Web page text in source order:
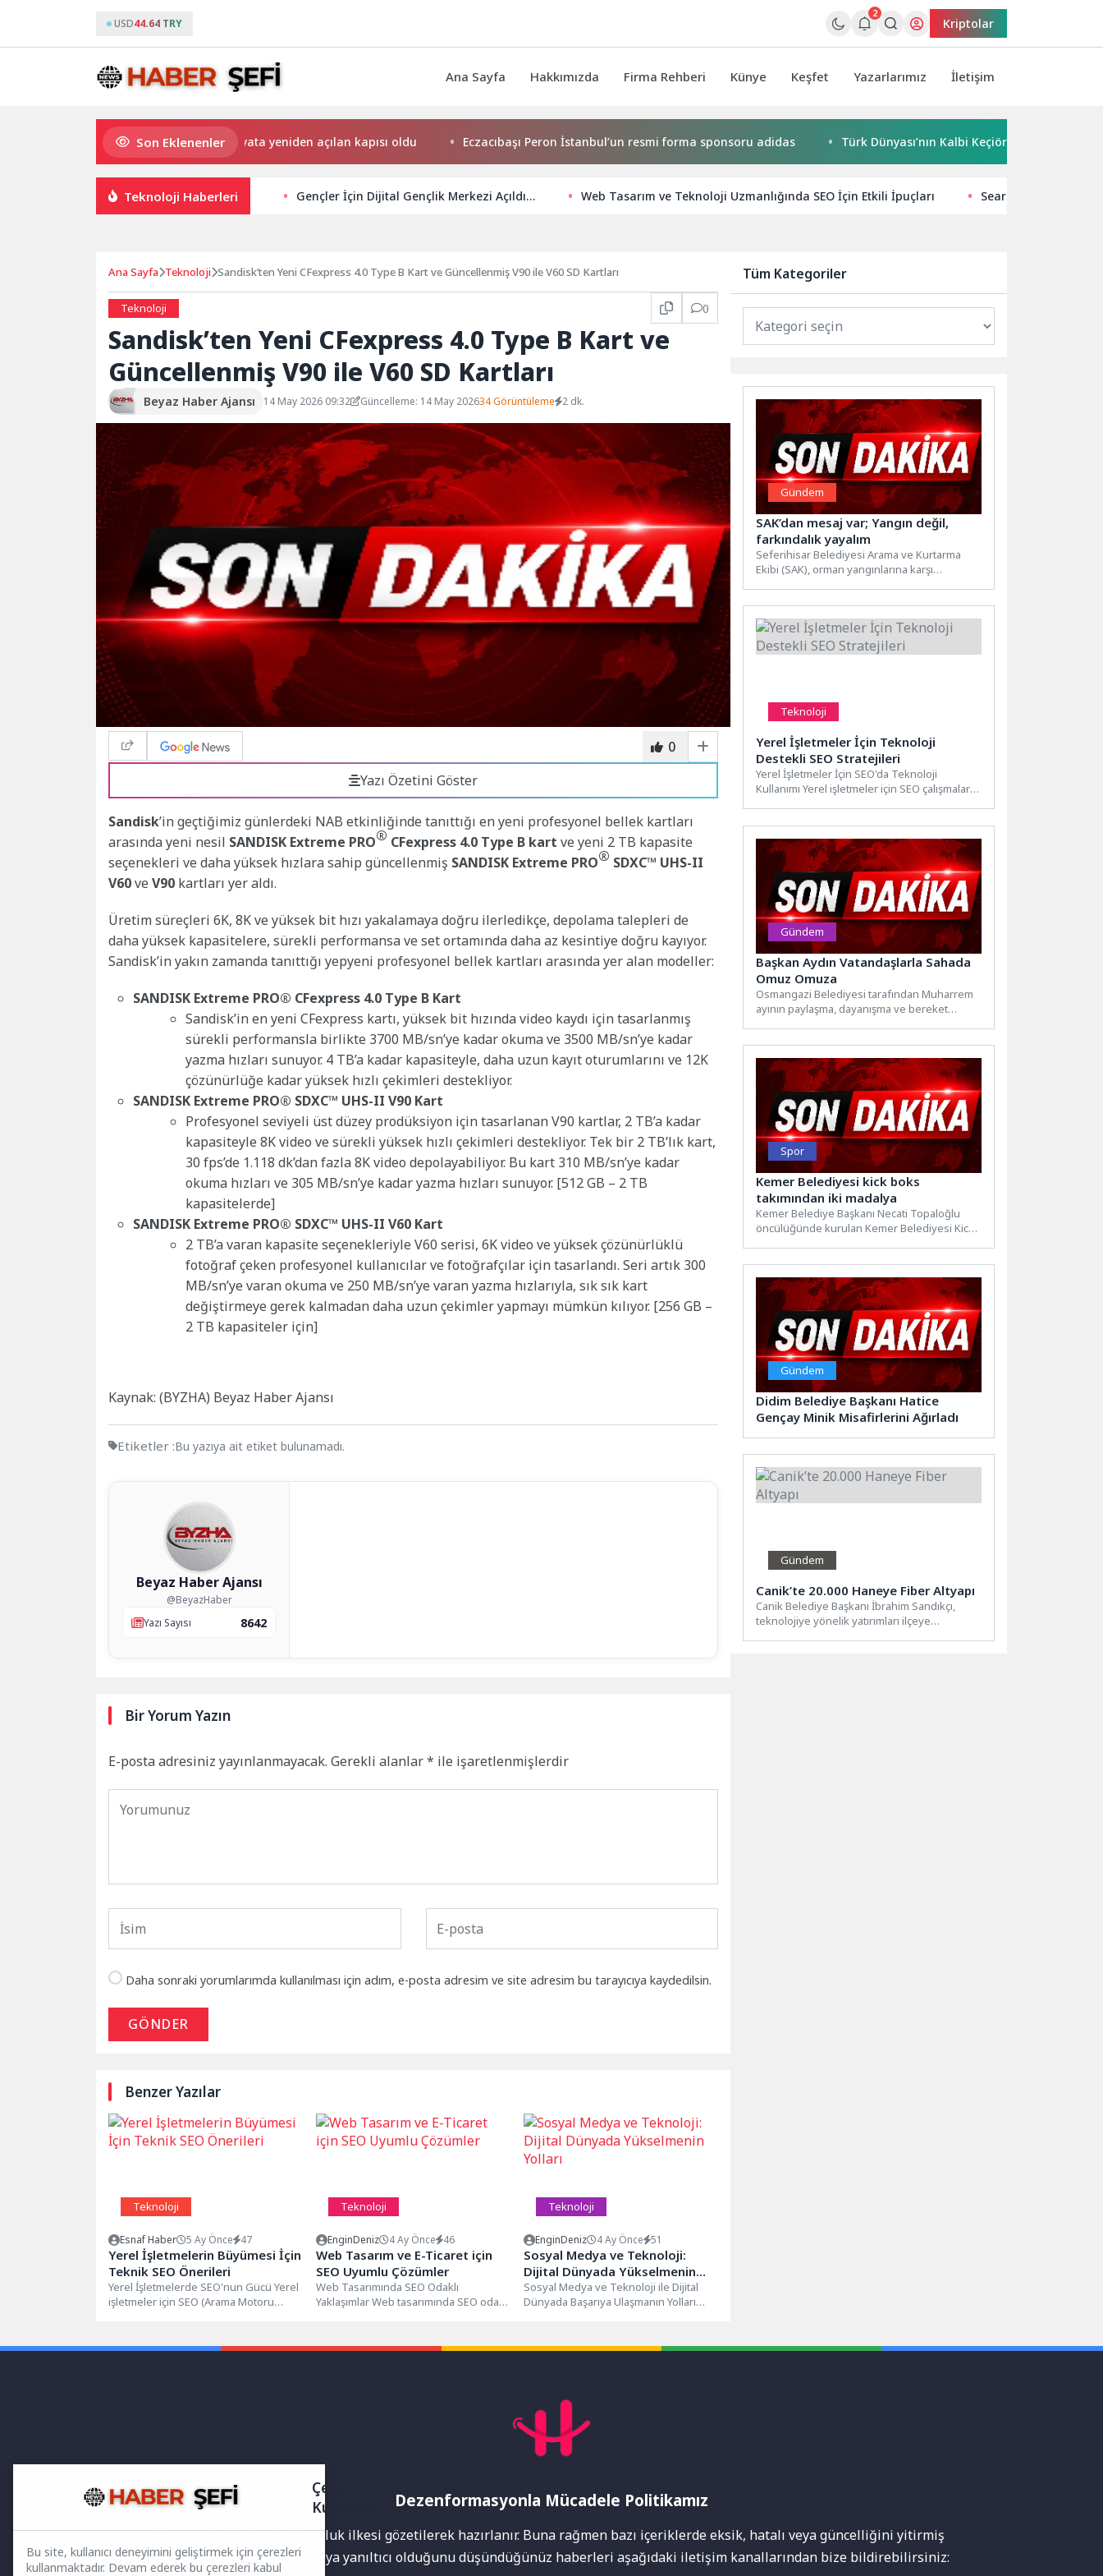
USD44.64 TRY
2
Kriptolar
Ana Sayfa Hakkımızda Firma Rehberi Künye Keşfet Yazarlarımız İletişim
Son Eklenenler
Saadet Mirci Semt Merkezi hayata yeniden açılan kapısı oldu Eczacıbaşı Peron İstanbul’un resmi forma sponsoru adidas Türk Dünyası’nın Kalbi Keçiören’de Attı
Teknoloji Haberleri Gençler İçin Dijital Gençlik Merkezi Açıldı… Web Tasarım ve Teknoloji Uzmanlığında SEO İçin Etkili İpuçları Search Everywhere
Ana Sayfa Teknoloji Sandisk’ten Yeni CFexpress 4.0 Type B Kart ve Güncellenmiş V90 ile V60 SD Kartları
Teknoloji 0
Sandisk’ten Yeni CFexpress 4.0 Type B Kart ve
Güncellenmiş V90 ile V60 SD Kartları
Beyaz Haber Ajansı 14 May 2026 09:32 Güncelleme: 14 May 202634 Görüntüleme 2 dk.
0
Yazı Özetini Göster
Sandisk’in geçtiğimiz günlerdeki NAB etkinliğinde tanıttığı en yeni profesyonel bellek kartları
arasında yeni nesil SANDISK Extreme PRO® CFexpress 4.0 Type B kart ve yeni 2 TB kapasite
seçenekleri ve daha yüksek hızlara sahip güncellenmiş SANDISK Extreme PRO® SDXC™ UHS-II
V60ve V90 kartları yer aldı.
Üretim süreçleri 6K, 8K ve yüksek bit hızı yakalamaya doğru ilerledikçe, depolama talepleri de
daha yüksek kapasitelere, sürekli performansa ve set ortamında daha az kesintiye doğru kayıyor.
Sandisk’in yakın zamanda tanıttığı yepyeni profesyonel bellek kartları arasında yer alan modeller:
SANDISK Extreme PRO® CFexpress 4.0 Type B Kart
Sandisk’in en yeni CFexpress kartı, yüksek bit hızında video kaydı için tasarlanmış
sürekli performansla birlikte 3700 MB/sn’ye kadar okuma ve 3500 MB/sn’ye kadar
yazma hızları sunuyor. 4 TB’a kadar kapasiteyle, daha uzun kayıt oturumlarını ve 12K
çözünürlüğe kadar yüksek hızlı çekimleri destekliyor.
SANDISK Extreme PRO® SDXC™ UHS-II V90 Kart
Profesyonel seviyeli üst düzey prodüksiyon için tasarlanan V90 kartlar, 2 TB’a kadar
kapasiteyle 8K video ve sürekli yüksek hızlı çekimleri destekliyor. Tek bir 2 TB’lık kart,
30 fps’de 1.118 dk’dan fazla 8K video depolayabiliyor. Bu kart 310 MB/sn’ye kadar
okuma hızları ve 305 MB/sn’ye kadar yazma hızları sunuyor. [512 GB – 2 TB
kapasitelerde]
SANDISK Extreme PRO® SDXC™ UHS-II V60 Kart
2 TB’a varan kapasite seçenekleriyle V60 serisi, 6K video ve yüksek çözünürlüklü
fotoğraf çeken profesyonel kullanıcılar ve fotoğrafçılar için tasarlandı. Seri artık 300
MB/sn’ye varan okuma ve 250 MB/sn’ye varan yazma hızlarıyla, sık sık kart
değiştirmeye gerek kalmadan daha uzun çekimler yapmayı mümkün kılıyor. [256 GB –
2 TB kapasiteler için]
Kaynak: (BYZHA) Beyaz Haber Ajansı
Etiketler :Bu yazıya ait etiket bulunamadı.
Beyaz Haber Ajansı
@BeyazHaber
Yazı Sayısı
8642
Bir Yorum Yazın
E-posta adresiniz yayınlanmayacak. Gerekli alanlar* ile işaretlenmişlerdir
Daha sonraki yorumlarımda kullanılması için adım, e-posta adresim ve site adresim bu tarayıcıya kaydedilsin.
GÖNDER
Benzer Yazılar
Teknoloji
Esnaf Haber 5 Ay Önce 47
Yerel İşletmelerin Büyümesi İçin
Teknik SEO Önerileri
Yerel İşletmelerde SEO'nun Gücü Yerel
işletmeler için SEO (Arama Motoru
Teknoloji
EnginDeniz 4 Ay Önce 46
Web Tasarım ve E-Ticaret için
SEO Uyumlu Çözümler
Web Tasarımında SEO Odaklı
Yaklaşımlar Web tasarımında SEO odaklı
Teknoloji
EnginDeniz 4 Ay Önce 51
Sosyal Medya ve Teknoloji:
Dijital Dünyada Yükselmenin
Yolları
Sosyal Medya ve Teknoloji ile Dijital
Dünyada Başarıya Ulaşmanın Yolları
Tüm Kategoriler
Gündem
SAK’dan mesaj var; Yangın değil,
farkındalık yayalım
Seferihisar Belediyesi Arama ve Kurtarma
Ekibi (SAK), orman yangınlarına karşı
Teknoloji
Yerel İşletmeler İçin Teknoloji
Destekli SEO Stratejileri
Yerel İşletmeler İçin SEO'da Teknoloji
Kullanımı Yerel işletmeler için SEO çalışmaları,
Gündem
Başkan Aydın Vatandaşlarla Sahada
Omuz Omuza
Osmangazi Belediyesi tarafından Muharrem
ayının paylaşma, dayanışma ve bereket
Spor
Kemer Belediyesi kick boks
takımından iki madalya
Kemer Belediye Başkanı Necati Topaloğlu
öncülüğünde kurulan Kemer Belediyesi Kick
Gündem
Didim Belediye Başkanı Hatice
Gençay Minik Misafirlerini Ağırladı
Gündem
Canik’te 20.000 Haneye Fiber Altyapı
Canik Belediye Başkanı İbrahim Sandıkçı,
teknolojiye yönelik yatırımları ilçeye
Dezenformasyonla Mücadele Politikamız
Yayınlanan haberler doğruluk ilkesi gözetilerek hazırlanır. Buna rağmen bazı içeriklerde eksik, hatalı veya güncelliğini yitirmiş
bilgiler bulunabilir.Yanlış veya yanıltıcı olduğunu düşündüğünüz haberleri aşağıdaki iletişim kanallarından bize bildirebilirsiniz:
Çerez
Kullanımı
Bu site, kullanıcı deneyimini geliştirmek için çerezleri
kullanmaktadır. Devam ederek bu çerezleri kabul